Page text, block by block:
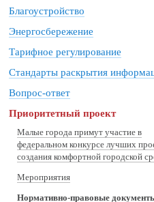
Благоустройство
Энергосбережение
Тарифное регулирование
Стандарты раскрытия
Вопрос-ответ
Приоритетный проект
Малые города примут участие в
федеральном конкурсе лучших
создания комфортной городской
Мероприятия
Нормативно-правовые